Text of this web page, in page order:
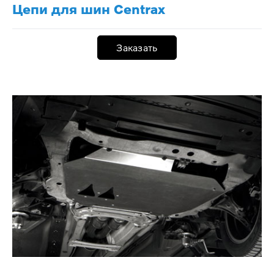
Цепи для шин Centrax
Заказать